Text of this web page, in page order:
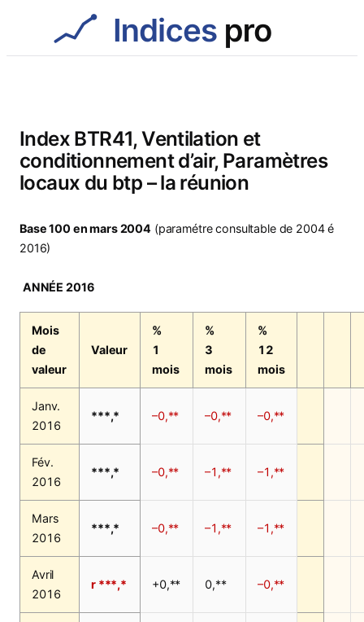
Index BTR41, Ventilation et
conditionnement d’air, Paramètres
locaux du btp – la réunion
Base 100 en mars 2004 (paramétre consultable de 2004 é
2016)
ANNÉE 2016
Mois
de
valeur
Valeur
%
1
mois
%
3
mois
%
12
mois
Janv.
2016
***,* –0,** –0,** –0,**
Fév.
2016
***,* –0,** –1,** –1,**
Mars
2016
***,* –0,** –1,** –1,**
Avril
2016
r ***,* +0,** 0,** –0,**